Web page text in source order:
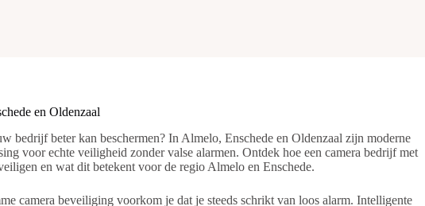
en Oldenzaal
bedrijf beter kan beschermen? In Almelo, Enschede en Oldenzaal zijn moderne
voor echte veiligheid zonder valse alarmen. Ontdek hoe een camera bedrijf met
en wat dit betekent voor de regio Almelo en Enschede.
camera beveiliging voorkom je dat je steeds schrikt van loos alarm. Intelligente